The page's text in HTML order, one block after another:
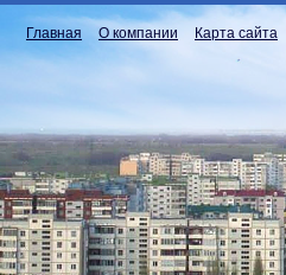
Главная О компании Карта сайта